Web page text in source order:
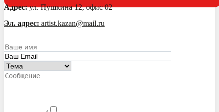
Адрес:ул. Пушкина 12, офис 02
Эл. адрес: artist.kazan@mail.ru